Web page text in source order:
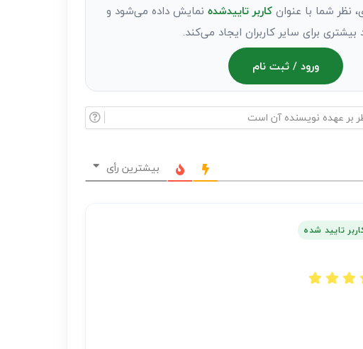
نظر شما با عنوانکاربر تاییدشدهنمایش داده می‌شود و
بیشتری برای سایر کاربران ایجاد می‌کند.
ورود / ثبت نام
بیشترین رأی
تایید شده